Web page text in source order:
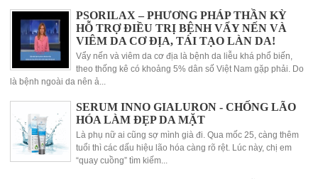
PSORILAX – PHƯƠNG PHÁP THẦN KỲ
HỖ TRỢ ĐIỀU TRỊ BỆNH VẨY NẾN VÀ
VIÊM DA CƠ ĐỊA, TÁI TẠO LÀN DA!
Vẩy nến và viêm da cơ địa là bệnh da liễu khá phổ biến,
theo thống kê có khoảng 5% dân số Việt Nam gặp phải. Do
là bệnh ngoài da nên ả...
SERUM INNO GIALURON - CHỐNG LÃO
HÓA LÀM ĐẸP DA MẶT
Là phụ nữ ai cũng sợ mình già đi. Qua mốc 25, càng thêm
tuổi thì các dấu hiệu lão hóa càng rõ rệt. Lúc này, chị em
“quay cuồng” tìm kiếm...